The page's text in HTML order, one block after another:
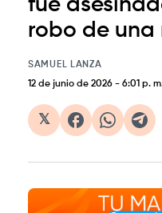
fue
robo de
SAMUEL LANZA
12 de junio de 2026 - 6:01 p.
𝕏